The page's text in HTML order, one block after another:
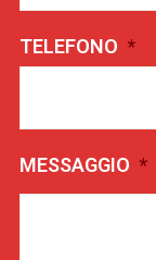
TELEFONO *
MESSAGGIO *